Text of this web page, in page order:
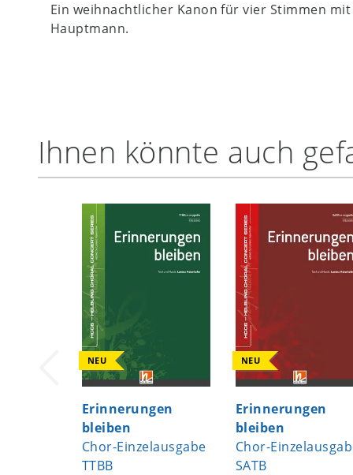
Ein weihnachtlicher Kanon für vier Stimmen
Hauptmann.
Ihnen könnte auch
NEU
Erinnerungen
bleiben
Chor-Einzelausgabe
TTBB
NEU
Erinnerungen
bleiben
Chor-
SATB